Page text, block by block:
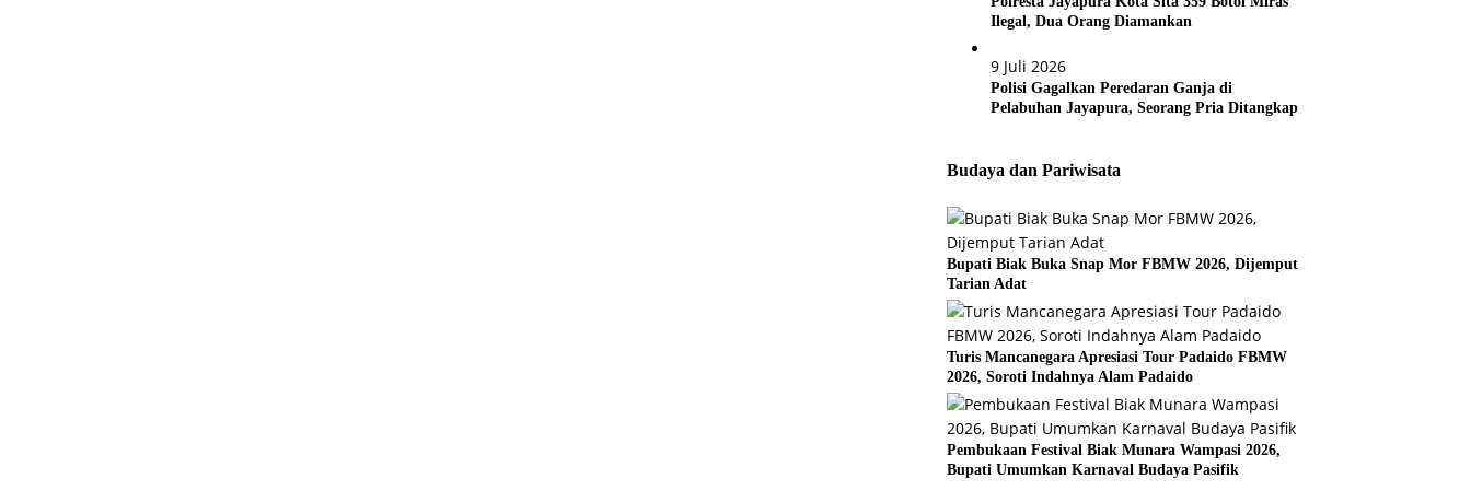
Ilegal, Dua Orang Diamankan
9 Juli 2026
Polisi Gagalkan Peredaran Ganja di
Pelabuhan Jayapura, Seorang Pria Ditangkap
Budaya dan Pariwisata
Bupati Biak Buka Snap Mor FBMW 2026, Dijemput
Tarian Adat
Turis Mancanegara Apresiasi Tour Padaido FBMW
2026, Soroti Indahnya Alam Padaido
Pembukaan Festival Biak Munara Wampasi 2026,
Bupati Umumkan Karnaval Budaya Pasifik